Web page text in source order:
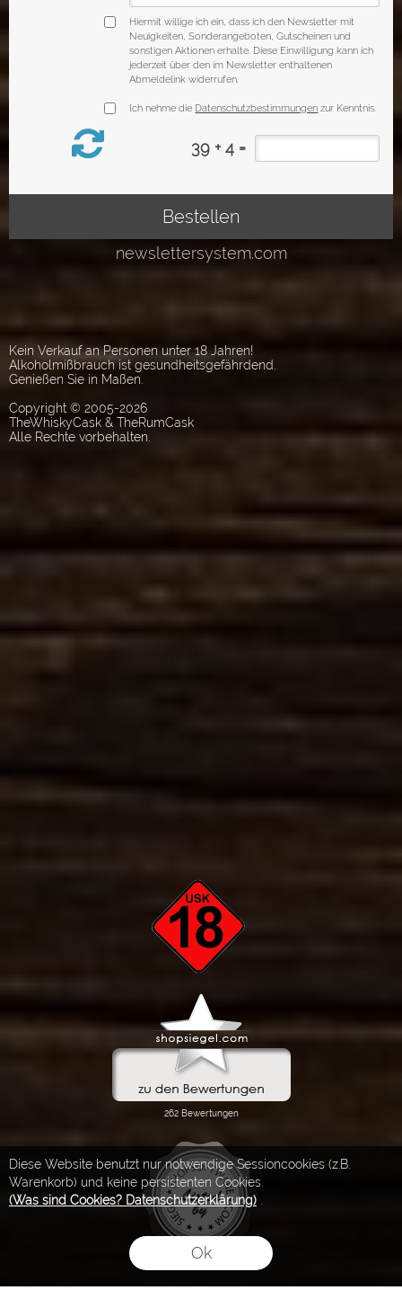
Diese Website benutzt nur notwendige Sessioncookies (z.B.
Warenkorb) und keine persistenten Cookies.
(Was sind Cookies? Datenschutzerklärung)
Ok
Kein Verkauf an Personen unter 18 Jahren!
Alkoholmißbrauch ist gesundheitsgefährdend.
Genießen Sie in Maßen.
Copyright © 2005-2026
TheWhiskyCask & TheRumCask
Alle Rechte vorbehalten.